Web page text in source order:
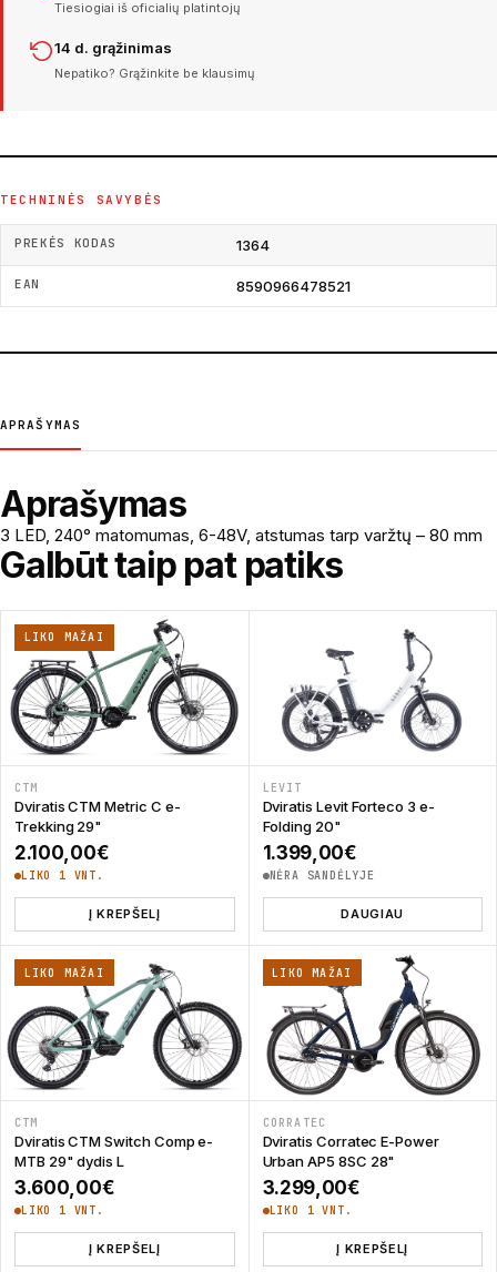
Tiesiogiai iš oficialių platintojų
14 d. grąžinimas
Nepatiko? Grąžinkite be klausimų
TECHNINĖS SAVYBĖS
PREKĖS KODAS 1364
EAN 8590966478521
APRAŠYMAS
Aprašymas
3 LED, 240° matomumas, 6-48V, atstumas tarp varžtų – 80 mm
Galbūt taip pat patiks
LIKO MAŽAI
CTM
Dviratis CTM Metric C e-
Trekking 29"
2.100,00€
LIKO 1 VNT.
Į KREPŠELĮ
LEVIT
Dviratis Levit Forteco 3 e-
Folding 20"
1.399,00€
NĖRA SANDĖLYJE
DAUGIAU
LIKO MAŽAI
CTM
Dviratis CTM Switch Comp e-
MTB 29" dydis L
3.600,00€
LIKO 1 VNT.
Į KREPŠELĮ
LIKO MAŽAI
CORRATEC
Dviratis Corratec E-Power
Urban AP5 8SC 28"
3.299,00€
LIKO 1 VNT.
Į KREPŠELĮ